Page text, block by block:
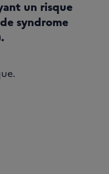
un risque
syndrome